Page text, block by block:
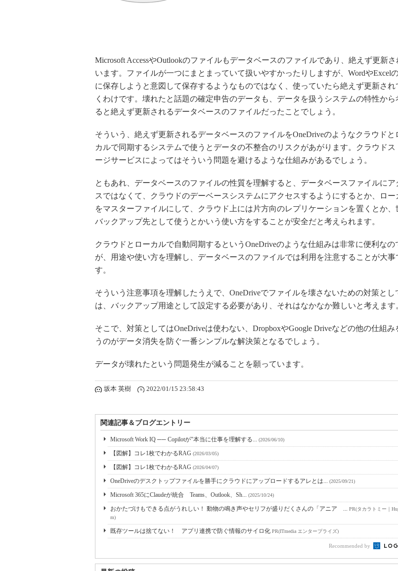
Microsoft AccessやOutlookのファイルもデータベースのファイルであり、絶えず更新さ
います。ファイルが一つにまとまっていて扱いやすかったりしますが、WordやExcel
に保存しようと意図して保存するようなものではなく、使っていたら絶えず更新され
くわけです。壊れたと話題の確定申告のデータも、データを扱うシステムの特性から
ると絶えず更新されるデータベースのファイルだったことでしょう。
そういう、絶えず更新されるデータベースのファイルをOneDriveのようなクラウドと
カルで同期するシステムで使うとデータの不整合のリスクがあがります。クラウドス
ージサービスによってはそういう問題を避けるような仕組みがあるでしょう。
ともあれ、データベースのファイルの性質を理解すると、データベースファイルにア
スではなくて、クラウドのデーベースシステムにアクセスするようにするとか、ロー
をマスターファイルにして、クラウド上には片方向のレプリケーションを置くとか、
バックアップ先として使うとかいう使い方をすることが安全だと考えられます。
クラウドとローカルで自動同期するというOneDriveのような仕組みは非常に便利なの
が、用途や使い方を理解し、データベースのファイルでは利用を注意することが大事
す。
そういう注意事項を理解したうえで、OneDriveでファイルを壊さないための対策とし
は、バックアップ用途として設定する必要があり、それはなかなか難しいと考えます
そこで、対策としてはOneDriveは使わない、DropboxやGoogle Driveなどの他の仕組み
うのがデータ消失を防ぐ一番シンプルな解決策となるでしょう。
データが壊れたという問題発生が減ることを願っています。
坂本 英樹 2022/01/15 23:58:43
関連記事＆ブログエントリー
Microsoft Work IQ ── Copilotが"本当に仕事を理解する... (2026/06/10)
【図解】コレ1枚でわかるRAG (2026/03/05)
【図解】コレ1枚でわかるRAG (2026/04/07)
OneDriveのデスクトップファイルを勝手にクラウドにアップロードするアレとは... (2025/09/21)
Microsoft 365にClaudeが統合 Teams、Outlook、Sh... (2025/10/24)
おかたづけもできる点がうれしい！ 動物の鳴き声やセリフが盛りだくさんの「アニア ... PR(タカラトミー｜
m)
既存ツールは捨てない！ アプリ連携で防ぐ情報のサイロ化 PR(ITmedia エンタープライズ)
Recommended by